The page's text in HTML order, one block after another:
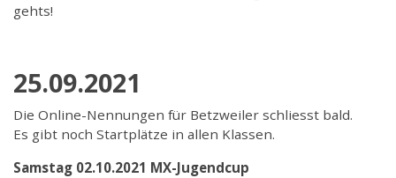
gehts!
25.09.2021
Die Online-Nennungen für Betzweiler schliesst bald.
Es gibt noch Startplätze in allen Klassen.
Samstag 02.10.2021 MX-Jugendcup